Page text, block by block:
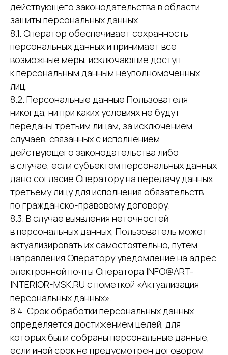
действующего законодательства в области
защиты персональных данных.
8.1. Оператор обеспечивает сохранность
персональных данных и принимает все
возможные меры, исключающие доступ
к персональным данным неуполномоченных
лиц.
8.2. Персональные данные Пользователя
никогда, ни при каких условиях не будут
переданы третьим лицам, за исключением
случаев, связанных с исполнением
действующего законодательства либо
в случае, если субъектом персональных данных
дано согласие Оператору на передачу данных
третьему лицу для исполнения обязательств
по гражданско-правовому договору.
8.3. В случае выявления неточностей
в персональных данных, Пользователь может
актуализировать их самостоятельно, путем
направления Оператору уведомление на адрес
электронной почты Оператора INFO@ART-
INTERIOR-MSK.RU с пометкой «Актуализация
персональных данных».
8.4. Срок обработки персональных данных
определяется достижением целей, для
которых были собраны персональные данные,
если иной срок не предусмотрен договором